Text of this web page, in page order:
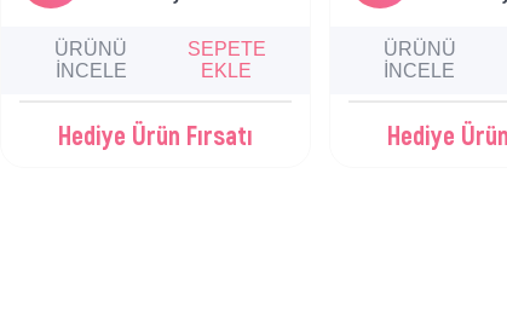
Hediye Ürün Fırsatı
ÜRÜNÜ
İNCELE
SEPETE
EKLE
Hediye
ÜRÜNÜ
İNCELE